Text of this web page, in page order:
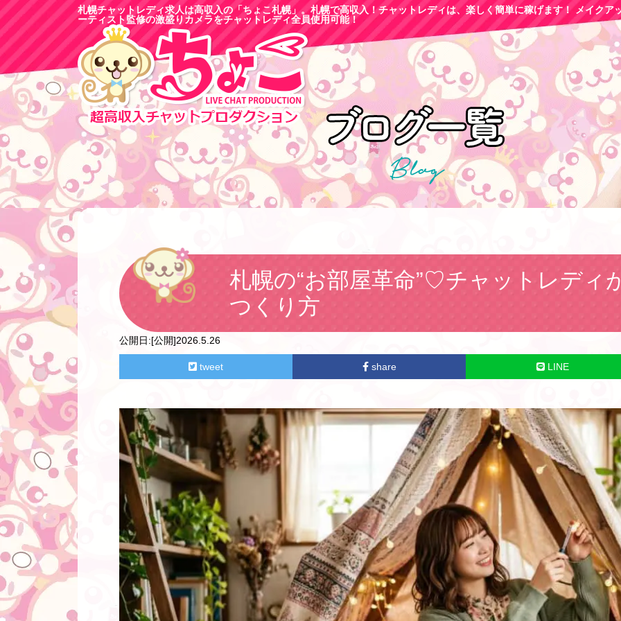
札幌チャットレディ求人は高収入の「ちょこ札幌」。札幌で高収入！チャットレディは、楽しく簡単に稼げます！ メイクア
ーティスト監修の激盛りカメラをチャットレディ全員使用可能！
札幌の“お部屋革命”♡チャットレディ
つくり方
公開日:[公開]2026.5.26
tweet share LINE